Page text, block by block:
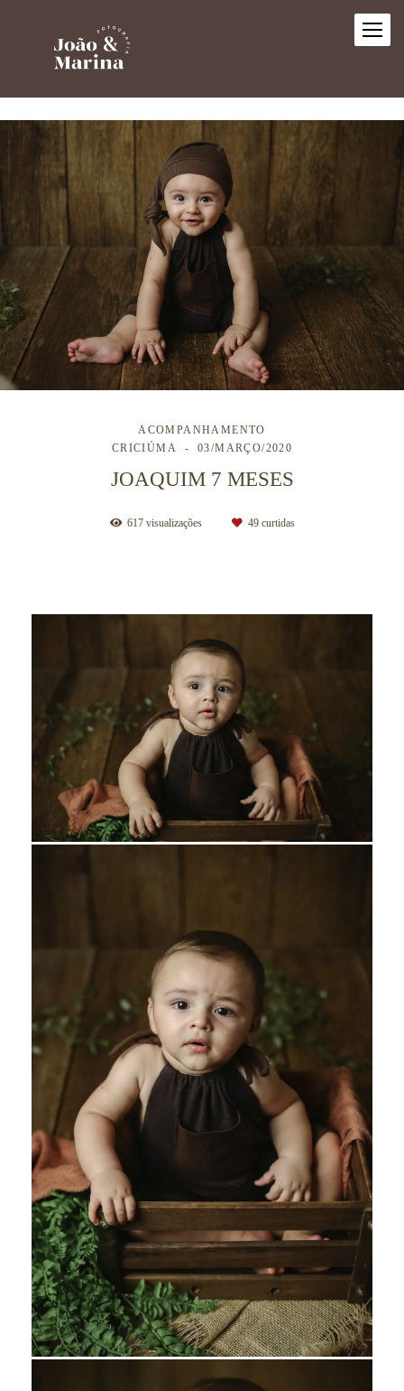
ACOMPANHAMENTO
CRICIÚMA
03/MARÇO/2020
JOAQUIM 7 MESES
617visualizações 49curtidas